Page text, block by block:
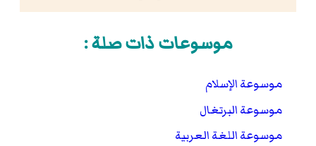
موسوعات ذات صلة :
موسوعة الإسلام
موسوعة البرتغال
موسوعة اللغة العربية